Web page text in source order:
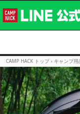
CAMP HACK トップ › キャンプ用